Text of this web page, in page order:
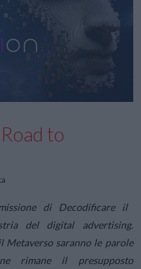
to
di Decodificare il
del digital advertising.
Metaverso saranno le parole
rimane il presupposto